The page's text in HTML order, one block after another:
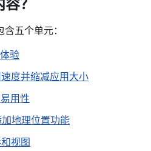
？
五个单元：
验
度并缩减应用大小
用性
地理位置功能
视图